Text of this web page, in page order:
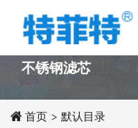
PRODUCT
不锈钢滤芯
首页 > 默认目录